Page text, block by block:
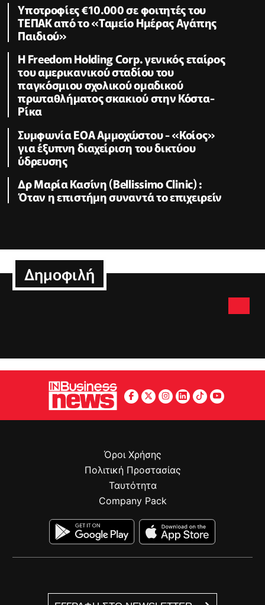
Υποτροφίες €10.000 σε φοιτητές του
ΤΕΠΑΚ από το «Ταμείο Ημέρας Αγάπης
Παιδιού»
Η Freedom Holding Corp. γενικός εταίρος
του αμερικανικού σταδίου του
παγκόσμιου σχολικού ομαδικού
πρωταθλήματος σκακιού στην Κόστα-
Ρίκα
Συμφωνία ΕΟΑ Αμμοχώστου - «Κοίος»
για έξυπνη διαχείριση του δικτύου
ύδρευσης
Δρ Μαρία Κασίνη (Bellissimo Clinic) :
Όταν η επιστήμη συναντά το επιχειρείν
Δημοφιλή
Όροι Χρήσης
Πολιτική Προστασίας
Ταυτότητα
Company Pack